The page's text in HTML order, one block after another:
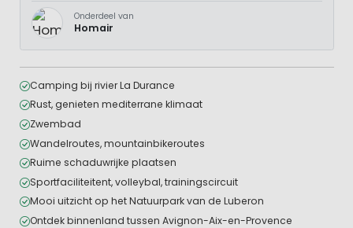
Onderdeel van
Homair
Camping bij rivier La Durance
Rust, genieten mediterrane klimaat
Zwembad
Wandelroutes, mountainbikeroutes
Ruime schaduwrijke plaatsen
Sportfaciliteitent, volleybal, trainingscircuit
Mooi uitzicht op het Natuurpark van de Luberon
Ontdek binnenland tussen Avignon-Aix-en-Provence